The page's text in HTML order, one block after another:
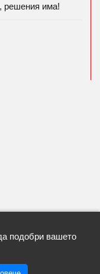
решения има!
подобри вашето